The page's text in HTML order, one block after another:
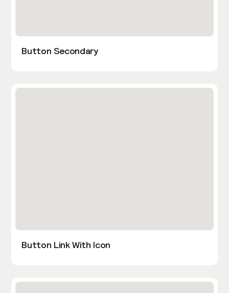
Button Secondary
Button Link With Icon